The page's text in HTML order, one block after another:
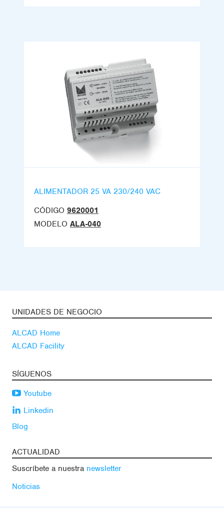
ALIMENTADOR 25 VA 230/240 VAC
CÓDIGO 9620001
MODELO ALA-040
UNIDADES DE NEGOCIO
ALCAD Home
ALCAD Facility
SÍGUENOS
Youtube
Linkedin
Blog
ACTUALIDAD
Suscríbete a nuestra newsletter
Noticias